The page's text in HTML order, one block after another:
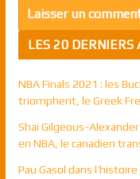
LES 20 DERNIERS
NBA Finals 2021 : les
triomphent, le Greek
Shai Gilgeous-
en NBA, le canadien
Pau Gasol dans